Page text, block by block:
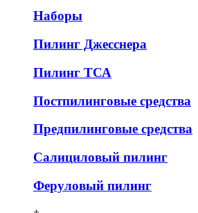
Наборы
Пилинг Джесснера
Пилинг ТСА
Постпилинговые средства
Предпилинговые средства
Салициловый пилинг
Феруловый пилинг